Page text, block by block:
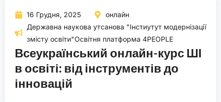
16 Грудня, 2025
онлайн
Державна наукова утсанова "Інстиутут модернізації
змісту освіти"Освітня платформа 4PEOPLE
Всеукраїнський онлайн-курс ШІ
в освіті: від інструментів до
інновацій